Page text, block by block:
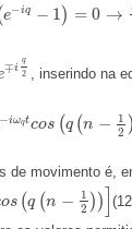
e−iq − 1) = 0 →
)=0→ A− q A q=eiq
∓i
q
2
iq2 , inserindo na
−iωqtcos (q (n −
1
2 )
qtcos(q(n−12))
de movimento é,
os (q (n −
1
2 ) ) ]
12 ))]